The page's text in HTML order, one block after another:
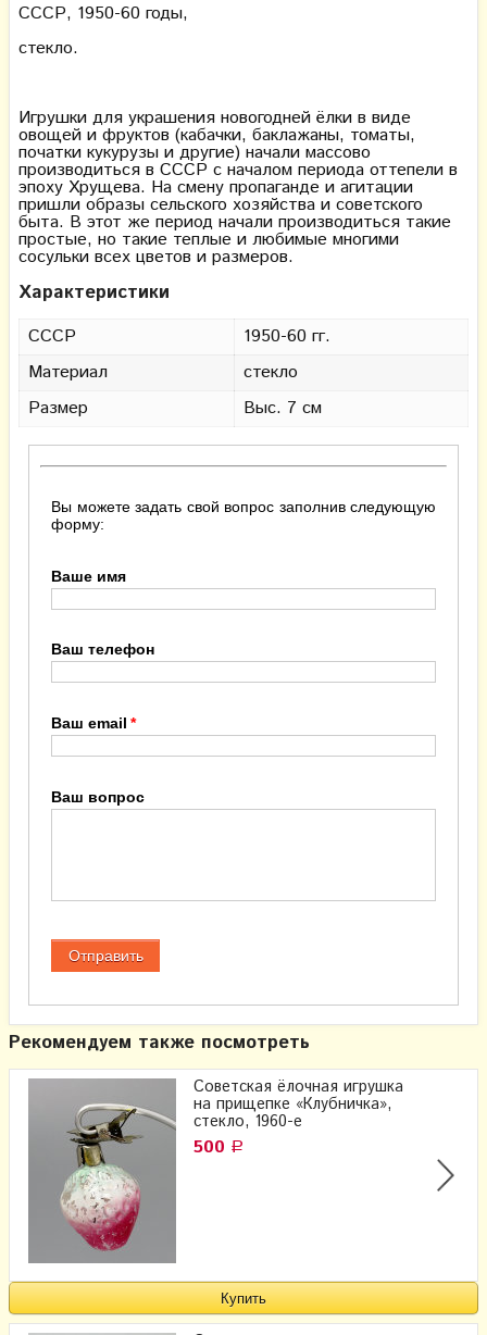
СССР, 1950-60 годы,
стекло.
Игрушки для украшения новогодней ёлки в виде
овощей и фруктов (кабачки, баклажаны, томаты,
початки кукурузы и другие) начали массово
производиться в СССР с началом периода оттепели в
эпоху Хрущева. На смену пропаганде и агитации
пришли образы сельского хозяйства и советского
быта. В этот же период начали производиться такие
простые, но такие теплые и любимые многими
сосульки всех цветов и размеров.
Характеристики
СССР
1950-60 гг.
Материал
стекло
Размер
Выс. 7 см
Вы можете задать свой вопрос заполнив следующую
форму:
Ваше имя
Ваш телефон
Ваш email
Ваш вопрос
Рекомендуем также посмотреть
Советская ёлочная игрушка
на прищепке «Клубничка»,
стекло, 1960-е
500 Р